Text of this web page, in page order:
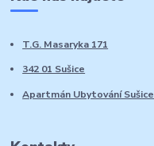
T.G. Masaryka 171
342 01 Sušice
Apartmán Ubytování Sušice